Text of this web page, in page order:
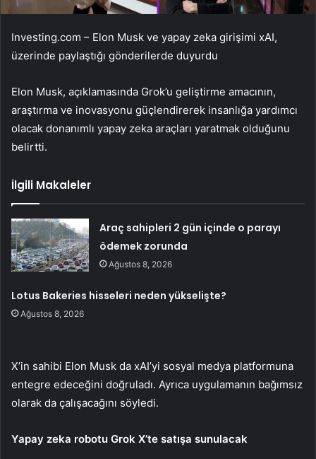
Investing.com – Elon Musk ve yapay zeka girişimi xAI,
üzerinde paylaştığı gönderilerde duyurdu
Elon Musk, açıklamasında Grok’u geliştirme amacının,
araştırma ve inovasyonu güçlendirerek insanlığa yardımcı
olacak donanımlı yapay zeka araçları yaratmak olduğunu
belirtti.
İlgili Makaleler
Araç sahipleri 2 gün içinde o parayı
ödemek zorunda
Ağustos 8, 2026
Lotus Bakeries hisseleri neden yükselişte?
Ağustos 8, 2026
X’in sahibi Elon Musk da xAI’yi sosyal medya platformuna
entegre edeceğini doğruladı. Ayrıca uygulamanın bağımsız
olarak da çalışacağını söyledi.
Yapay zeka robotu Grok X’te satışa sunulacak